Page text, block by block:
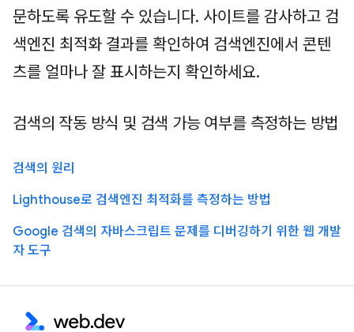
문하도록 유도할 수 있습니다. 사이트를 감사하고 검
색엔진 최적화 결과를 확인하여 검색엔진에서 콘텐
츠를 얼마나 잘 표시하는지 확인하세요.
검색의 작동 방식 및 검색 가능 여부를 측정하는 방법
검색의 원리
Lighthouse로 검색엔진 최적화를 측정하는 방법
Google 검색의 자바스크립트 문제를 디버깅하기 위한 웹 개발
자 도구